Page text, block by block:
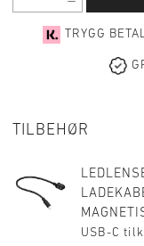
TRYGG
TILBEHØR
USB-C